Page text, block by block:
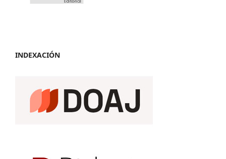
INDEXACIÓN